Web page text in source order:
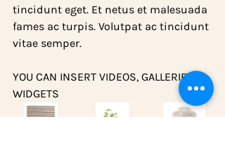
tincidunt eget. Et netus et malesuada
fames ac turpis. Volutpat ac tincidunt
vitae semper.
YOU CAN INSERT VIDEOS, GALLERIES +
WIDGETS